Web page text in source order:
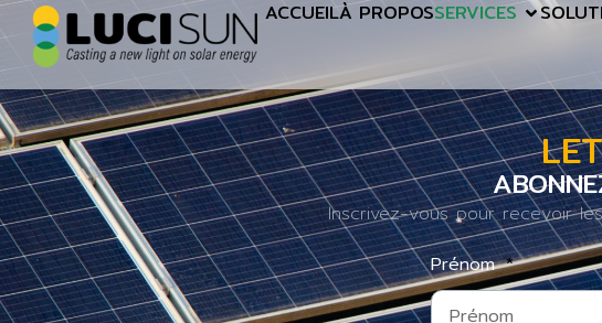
ACCUEILÀ PROPOSSERVICES
Inscrivez-vous pour recevoir
Prénom